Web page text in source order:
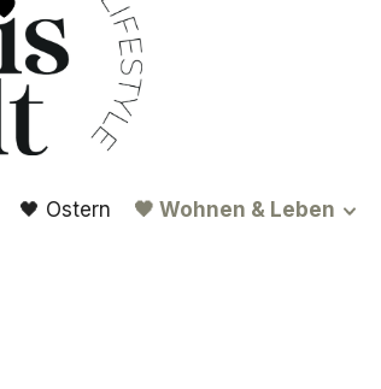
🖤 Ostern 🖤 Wohnen & Leben